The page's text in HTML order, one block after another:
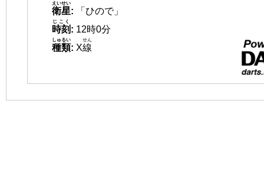
衛星
えいせい
:
「ひので」
時刻
じこく
: 12時0分
種類
しゅるい
: X線
せん